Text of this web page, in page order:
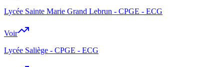
Lycée Sainte Marie Grand Lebrun - CPGE - ECG
Voir
Lycée Saliège - CPGE - ECG